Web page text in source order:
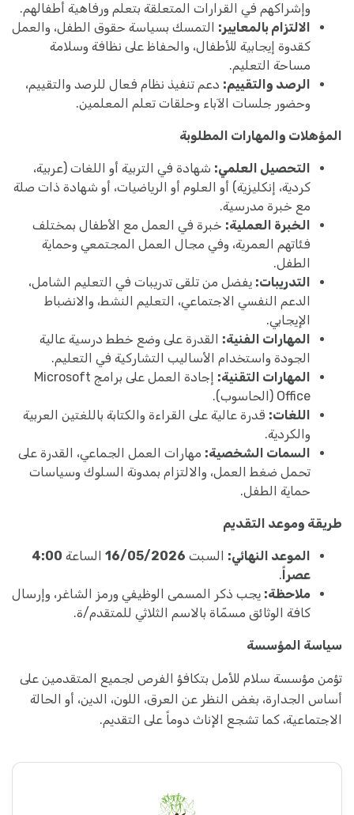
وإشراكهم في القرارات المتعلقة بتعلم ورفاهية أطفالهم.
الالتزام بالمعايير: التمسك بسياسة حقوق الطفل، والعمل
كقدوة إيجابية للأطفال، والحفاظ على نظافة وسلامة
مساحة التعليم.
الرصد والتقييم: دعم تنفيذ نظام فعال للرصد والتقييم،
وحضور جلسات الآباء وحلقات تعلم المعلمين.
المؤهلات والمهارات المطلوبة
التحصيل العلمي: شهادة في التربية أو اللغات (عربية،
كردية، إنكليزية) أو العلوم أو الرياضيات، أو شهادة ذات صلة
مع خبرة مدرسية.
الخبرة العملية: خبرة في العمل مع الأطفال بمختلف
فئاتهم العمرية، وفي مجال العمل المجتمعي وحماية
الطفل.
التدريبات: يفضل من تلقى تدريبات في التعليم الشامل،
الدعم النفسي الاجتماعي، التعليم النشط، والانضباط
الإيجابي.
المهارات الفنية: القدرة على وضع خطط درسية عالية
الجودة واستخدام الأساليب التشاركية في التعليم.
المهارات التقنية:
إجادة العمل على برامج Microsoft
Office (الحاسوب).
اللغات: قدرة عالية على القراءة والكتابة باللغتين العربية
والكردية.
السمات الشخصية: مهارات العمل الجماعي، القدرة على
تحمل ضغط العمل، والالتزام بمدونة السلوك وسياسات
حماية الطفل.
طريقة وموعد التقديم
الموعد النهائي: السبت 16/05/2026 الساعة 4:00
عصراً.
ملاحظة: يجب ذكر المسمى الوظيفي ورمز الشاغر، وإرسال
كافة الوثائق مسمّاة بالاسم الثلاثي للمتقدم/ة.
سياسة المؤسسة
تؤمن مؤسسة سلام للأمل بتكافؤ الفرص لجميع المتقدمين على
أساس الجدارة، بغض النظر عن العرق، اللون، الدين، أو الحالة
الاجتماعية، كما تشجع الإناث دوماً على التقديم.